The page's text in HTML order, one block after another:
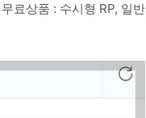
료상품 : 수시형 RP, 일반